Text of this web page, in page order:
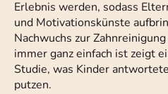
Erlebnis werden, sodass
und Motivationskünste
Nachwuchs zur
immer ganz einfach ist zeigt
Studie, was Kinder
putzen.